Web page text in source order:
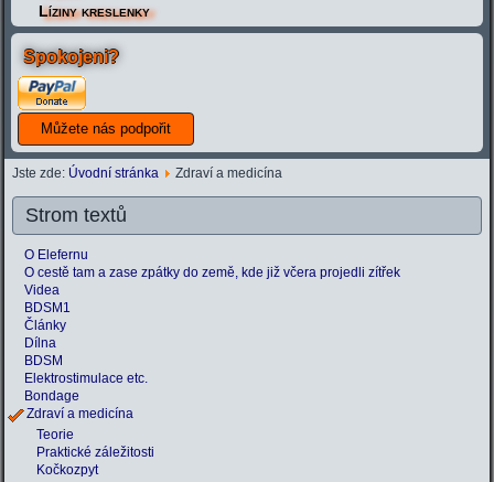
Líziny kreslenky
Spokojeni?
Jste zde: Úvodní stránka Zdraví a medicína
Strom textů
O Elefernu
O cestě tam a zase zpátky do země, kde již včera projedli zítřek
Videa
BDSM1
Články
Dílna
BDSM
Elektrostimulace etc.
Bondage
Zdraví a medicína
Teorie
Praktické záležitosti
Kočkozpyt